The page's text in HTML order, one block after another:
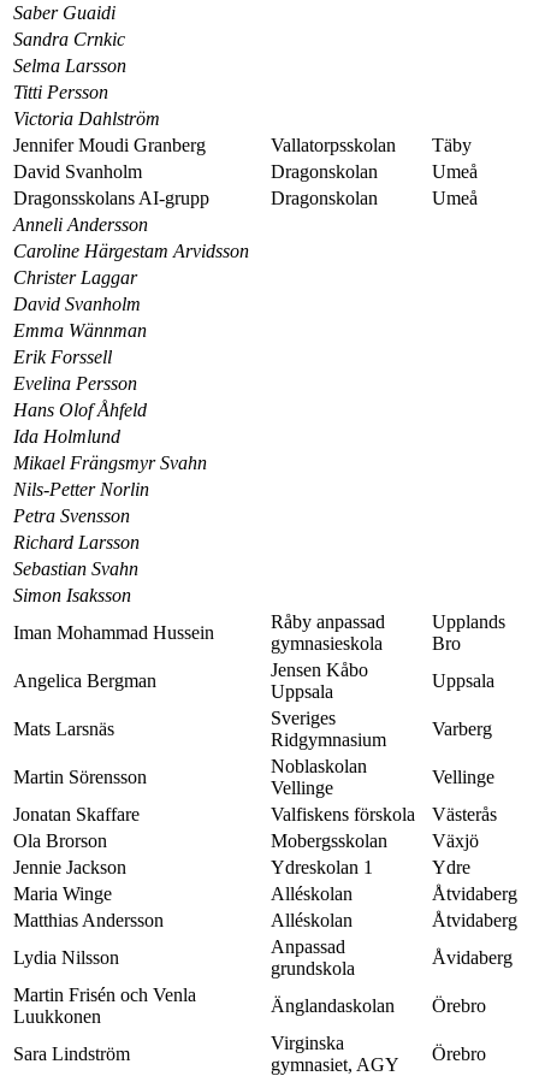
Saber Guaidi
Sandra Crnkic
Selma Larsson
Titti Persson
Victoria Dahlström
Jennifer Moudi Granberg
Vallatorpsskolan
Täby
David Svanholm
Dragonskolan
Umeå
Dragonsskolans AI-grupp
Dragonskolan
Umeå
Anneli Andersson
Caroline Härgestam Arvidsson
Christer Laggar
David Svanholm
Emma Wännman
Erik Forssell
Evelina Persson
Hans Olof Åhfeld
Ida Holmlund
Mikael Frängsmyr Svahn
Nils-Petter Norlin
Petra Svensson
Richard Larsson
Sebastian Svahn
Simon Isaksson
Iman Mohammad Hussein
Råby anpassad
gymnasieskola
Upplands
Bro
Angelica Bergman
Jensen Kåbo
Uppsala
Uppsala
Mats Larsnäs
Sveriges
Ridgymnasium
Varberg
Martin Sörensson
Noblaskolan
Vellinge
Vellinge
Jonatan Skaffare
Valfiskens förskola
Västerås
Ola Brorson
Mobergsskolan
Växjö
Jennie Jackson
Ydreskolan 1
Ydre
Maria Winge
Alléskolan
Åtvidaberg
Matthias Andersson
Alléskolan
Åtvidaberg
Lydia Nilsson
Anpassad
grundskola
Åvidaberg
Martin Frisén och Venla
Luukkonen
Änglandaskolan Örebro
Sara Lindström
Virginska
gymnasiet, AGY
Örebro